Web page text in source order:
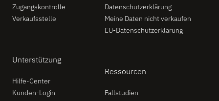
Zugangskontrolle
Verkaufsstelle
Unterstützung
Hilfe-Center
Kunden-Login
Datenschutzerklärung
Meine Daten nicht verkaufen
EU-Datenschutzerklärung
Ressourcen
Fallstudien